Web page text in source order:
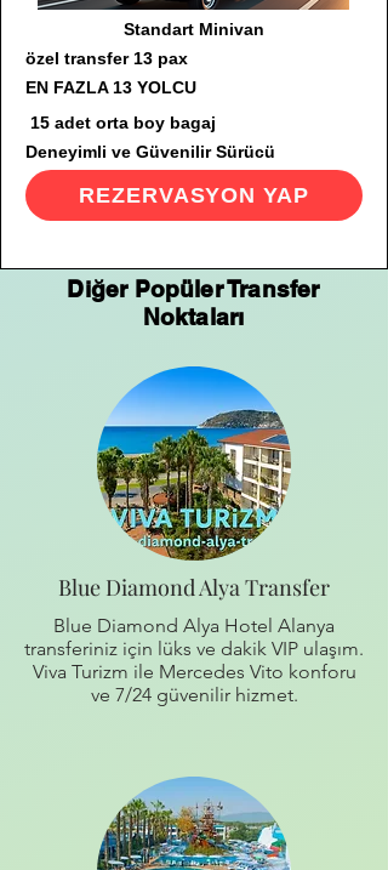
Standart Minivan
özel transfer 13 pax
EN FAZLA 13 YOLCU
15 adet orta boy bagaj
Deneyimli ve Güvenilir Sürücü
REZERVASYON YAP
Diğer Popüler Transfer
Noktaları
Blue Diamond Alya Transfer
Blue Diamond Alya Hotel Alanya
transferiniz için lüks ve dakik VIP ulaşım.
Viva Turizm ile Mercedes Vito konforu
ve 7/24 güvenilir hizmet.